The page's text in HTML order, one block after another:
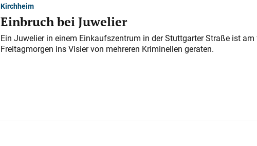
Kirchheim
Einbruch bei Juwelier
Ein Juwelier in einem Einkaufszentrum in der Stuttgarter Straße ist am
Freitagmorgen ins Visier von mehreren Kriminellen geraten.